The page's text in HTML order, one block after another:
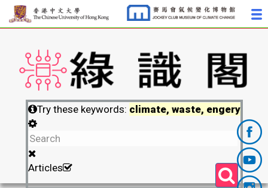
Try these keywords: climate, waste, engery
Articles